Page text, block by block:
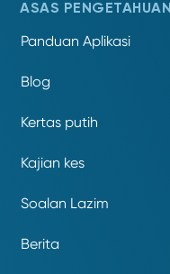
ASAS PENGETAHUAN
Panduan Aplikasi
Blog
Kertas putih
Kajian kes
Soalan Lazim
Berita